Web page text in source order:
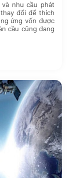
nhu cầu phát
đổi để thích
ứng vốn được
cầu cũng đang